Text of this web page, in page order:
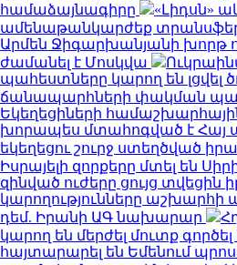
համաձայնագիրը
«Լիդսն»
ամենաթանկարժեք
Արմեն Ջիգարխանյանի խորթ
ժամանել է Մոսկվա
պահեստները կարող են լցվել
ճանապարհների փակման
Եկեղեցիների
խորապես մտահոգված է Հայ
եկեղեցու շուրջ ստեղծված
Իսրայելի զորքերը մտել են
զինված ուժերը ցույց տվեցին
կարողությունները
դեմ. Իրանի ԱԳ նախարար
կարող են մերժել մուտք
հայտարարել են Եմենում